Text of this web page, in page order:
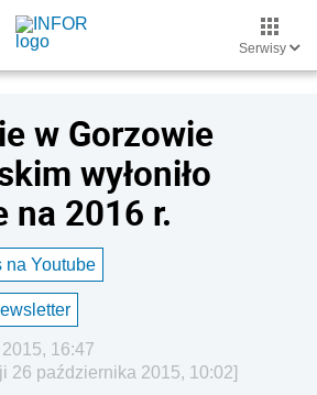
Serwisy
w Gorzowie
wyłoniło
na 2016 r.
na Youtube
16:47
26 października 2015, 10:02]